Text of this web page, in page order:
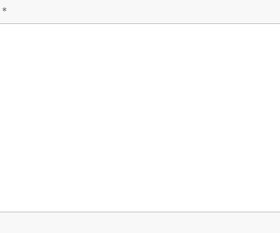
*